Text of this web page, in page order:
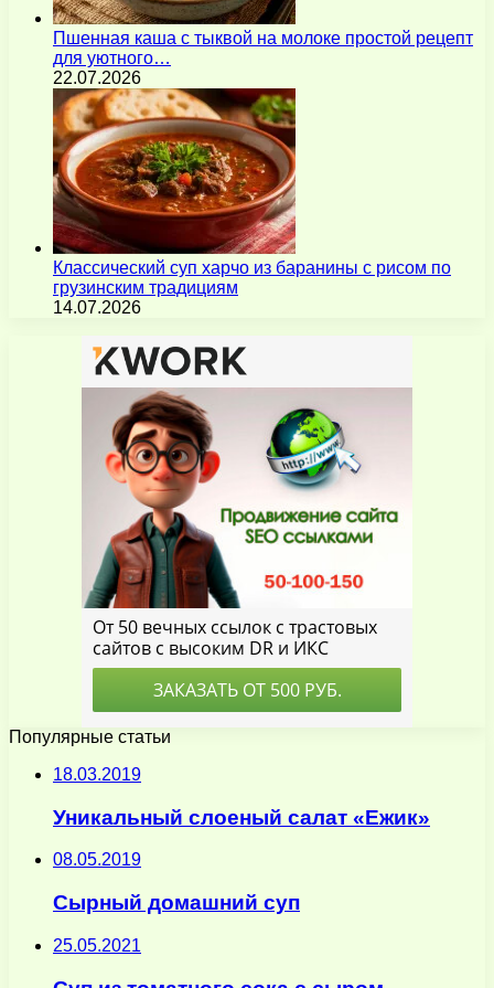
Пшенная каша с тыквой на молоке простой рецепт
для уютного…
22.07.2026
Классический суп харчо из баранины с рисом по
грузинским традициям
14.07.2026
Популярные статьи
18.03.2019
Уникальный слоеный салат «Ежик»
08.05.2019
Сырный домашний суп
25.05.2021